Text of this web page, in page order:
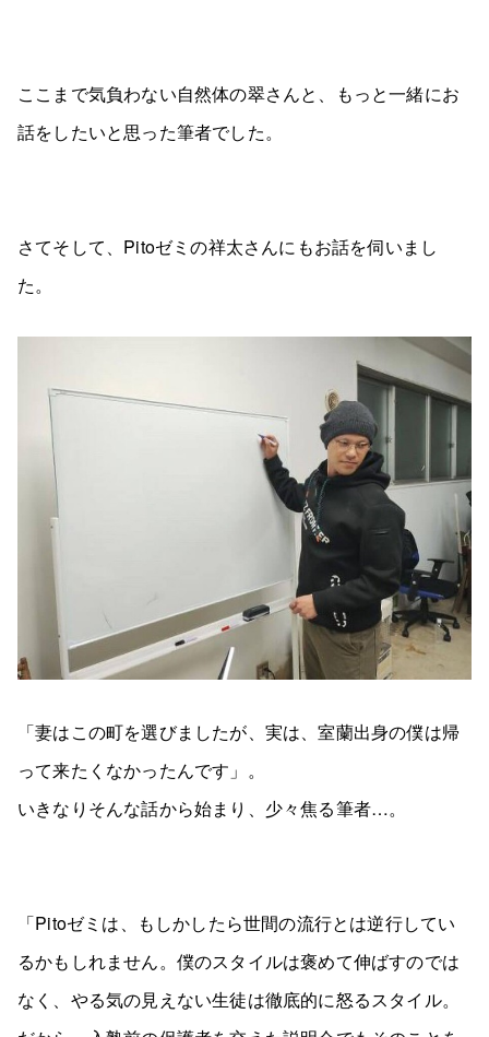
ここまで気負わない自然体の翠さんと、もっと一緒にお
話をしたいと思った筆者でした。
さてそして、Pitoゼミの祥太さんにもお話を伺いまし
た。
「妻はこの町を選びましたが、実は、室蘭出身の僕は帰
って来たくなかったんです」。
いきなりそんな話から始まり、少々焦る筆者…。
「Pitoゼミは、もしかしたら世間の流行とは逆行してい
るかもしれません。僕のスタイルは褒めて伸ばすのでは
なく、やる気の見えない生徒は徹底的に怒るスタイル。